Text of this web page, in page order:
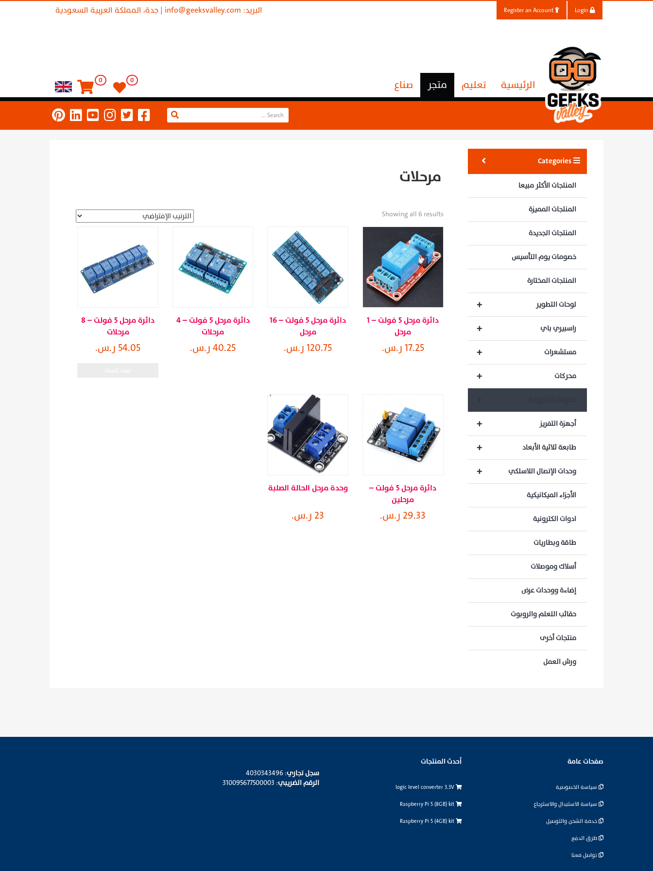
البريد: info@geeksvalley.com | جدة، المملكة العربية السعودية
الرئيسية تعليم متجر صناع 0
0
المنتجات الأكثر مبيعا
المنتجات المميزة
المنتجات الجديدة
خصومات يوم التأسيس
المنتجات المختارة
+ لوحات التطوير
+ راسبيري باي
+ مستشعرات
+ محركات
+ أجهزة التفريز
+ طابعة ثلاثية الأبعاد
+ وحدات الإتصال اللاسلكي
الأجزاء الميكانيكية
ادوات الكترونية
طاقة وبطاريات
أسلاك وموصلات
إضاءة ووحدات عرض
حقائب التعلم والروبوت
منتجات أخرى
ورش العمل
مرحلات
Showing all 6 results
دائرة مرحل 5 فولت – 1
مرحل
17.25 ر.س.
دائرة مرحل 5 فولت – 16
مرحل
120.75 ر.س.
دائرة مرحل 5 فولت – 4
مرحلات
40.25 ر.س.
دائرة مرحل 5 فولت – 8
مرحلات
54.05 ر.س.
دائرة مرحل 5 فولت –
مرحلين
29.33 ر.س.
وحدة مرحل الحالة الصلبة
23 ر.س.
صفحات عامة
سياسة الخصوصية
سياسة الاستبدال والاسترجاع
خدمة الشحن والتوصيل
طرق الدفع
تواصل معنا
أحدث المنتجات
logic level converter 3.3V
Raspberry Pi 5 (8GB) kit
Raspberry Pi 5 (4GB) kit
سجل تجاري: 4030343496
الرقم الضريبي: 310095677500003